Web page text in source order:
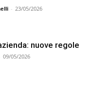
- 23/05/2026
nuove regole
09/05/2026